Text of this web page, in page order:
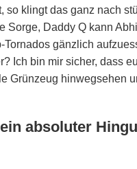
so klingt das ganz nach
Sorge, Daddy Q kann
gänzlich
Ich bin mir sicher, dass
Grünzeug hinwegsehen
absoluter